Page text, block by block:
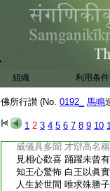
組織 利用条件
佛所行讃 (No. 0192_ 馬鳴
1 2 3 4 5 6 7 8 9 10
菩薩所以生 爲濟世衆苦
唯彼 31 魔天王 32
父王見生子 奇特未曾有
素性雖安重 驚駭改常容
二息交胸起 一喜
夫人見其子 不由常道生
女人性怯弱 㤹惕懷冰炭
不別吉凶相 反更生憂怖
長宿諸母人 互亂祈神明
各請常所事 願令太子安
威儀具多聞 才辯高名稱
見相心歡喜 踊躍未曾有
知王心驚怖 白王以眞實
人生於世間 唯求殊勝子